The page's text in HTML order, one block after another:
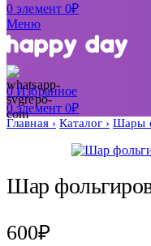
0элемент 0₽
Меню
0Избранное
0элемент 0₽
Главная Каталог Шары
Шар
600₽